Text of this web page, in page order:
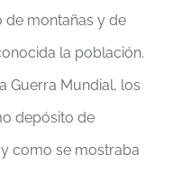
de montañas y de
la población.
Guerra Mundial, los
depósito de
como se mostraba